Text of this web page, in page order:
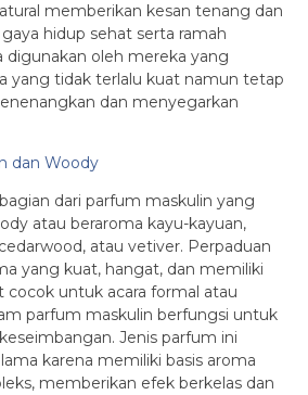
memberikan kesan tenang dan
hidup sehat serta ramah
digunakan oleh mereka yang
yang tidak terlalu kuat namun tetap
dan menyegarkan
dan Woody
dari parfum maskulin yang
atau beraroma kayu-kayuan,
atau vetiver. Perpaduan
yang kuat, hangat, dan memiliki
cocok untuk acara formal atau
parfum maskulin berfungsi untuk
Jenis parfum ini
karena memiliki basis aroma
memberikan efek berkelas dan